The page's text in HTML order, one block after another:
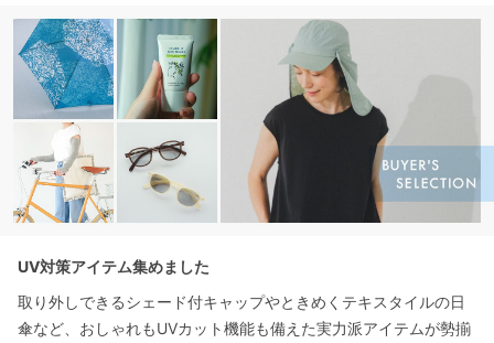
UV対策アイテム集めました
取り外しできるシェード付キャップやときめくテキスタイルの日
傘など、おしゃれもUVカット機能も備えた実力派アイテムが勢揃